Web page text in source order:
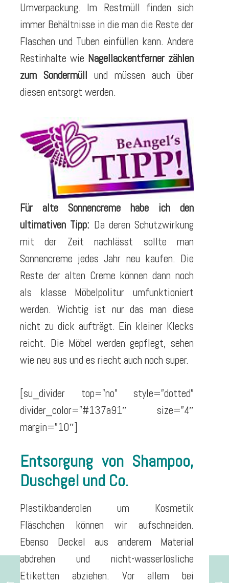
Umverpackung. Im Restmüll finden sich
immer Behältnisse in die man die Reste der
Flaschen und Tuben einfüllen kann. Andere
Restinhalte wie Nagellackentferner zählen
zum Sondermüll und müssen auch über
diesen entsorgt werden.
Für alte Sonnencreme habe ich den
ultimativen Tipp: Da deren Schutzwirkung
mit der Zeit nachlässt sollte man
Sonnencreme jedes Jahr neu kaufen. Die
Reste der alten Creme können dann noch
als klasse Möbelpolitur umfunktioniert
werden. Wichtig ist nur das man diese
nicht zu dick aufträgt. Ein kleiner Klecks
reicht. Die Möbel werden gepflegt, sehen
wie neu aus und es riecht auch noch super.
[su_divider top=”no” style=”dotted”
divider_color=”#137a91″ size=”4″
margin=”10″]
Entsorgung von Shampoo,
Duschgel und Co.
Plastikbanderolen um Kosmetik
Fläschchen können wir aufschneiden.
Ebenso Deckel aus anderem Material
abdrehen und nicht-wasserlösliche
Etiketten abziehen. Vor allem bei